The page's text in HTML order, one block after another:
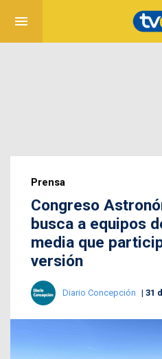
menu
Prensa
Congreso
busca a equipos
media que
versión
Diario Concepción 31